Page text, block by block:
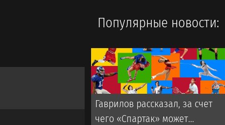
Популярные новости:
Гаврилов рассказал, за счет
чего «Спартак» может